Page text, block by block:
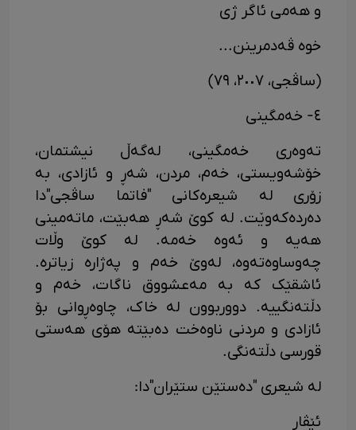
و هەمی ئاگر ژی
خوە ڤەدمرینن...
(ساڤجی، ٢٠٠٧، ٧٩)
٤- خەمگینی
تەوەری خەمگینی، لەگەڵ نیشتمان،
خۆشەویستی، خەم، مردن، شەڕ و ئازادی، بە
زۆری لە شیعرەکانی "فاتما ساڤجی"دا
دەردەکەوێت. لە کوێ شەڕ هەبێت، ماتەمینی
هەیە و ئەوە خەمە. لە کوێ وڵات
چەوساوەتەوە، لەوێ خەم و پەژارە زیاترە.
ئاشقێک کە بە مەعشووق ناگات، خەم و
دڵتەنگییە. دووربوون لە خاک، چاوەڕوانی بۆ
ئازادی و مردنی ناوەخت دەبێتە هۆی هەستی
قورسی دڵتەنگی.
لە شیعری "دەستێن ستێران"دا:
ئێڤار